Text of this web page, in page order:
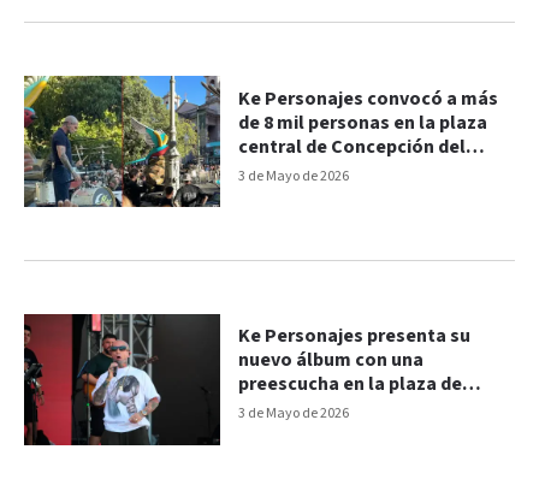
3 de Mayo de 2026
Ke Personajes convocó a más
de 8 mil personas en la plaza
central de Concepción del
Uruguay y presentó su nuevo
3 de Mayo de 2026
Ke Personajes presenta su
nuevo álbum con una
preescucha en la plaza de
Concepción del Uruguay